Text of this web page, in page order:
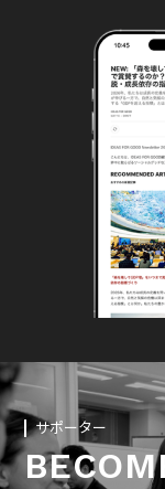
サポーター